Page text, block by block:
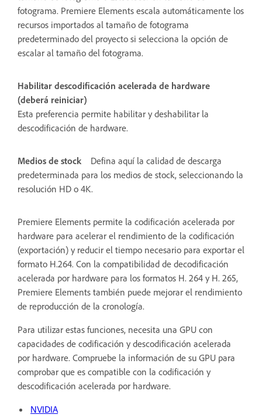
fotograma. Premiere Elements escala automáticamente los
recursos importados al tamaño de fotograma
predeterminado del proyecto si selecciona la opción de
escalar al tamaño del fotograma.
Habilitar descodificación acelerada de hardware
(deberá reiniciar)
Esta preferencia permite habilitar y deshabilitar la
descodificación de hardware.
Medios de stock
Defina aquí la calidad de descarga
predeterminada para los medios de stock, seleccionando la
resolución HD o 4K.
Premiere Elements permite la codificación acelerada por
hardware para acelerar el rendimiento de la codificación
(exportación) y reducir el tiempo necesario para exportar el
formato H.264. Con la compatibilidad de decodificación
acelerada por hardware para los formatos H. 264 y H. 265,
Premiere Elements también puede mejorar el rendimiento
de reproducción de la cronología.
Para utilizar estas funciones, necesita una GPU con
capacidades de codificación y descodificación acelerada
por hardware. Compruebe la información de su GPU para
comprobar que es compatible con la codificación y
descodificación acelerada por hardware.
NVIDIA